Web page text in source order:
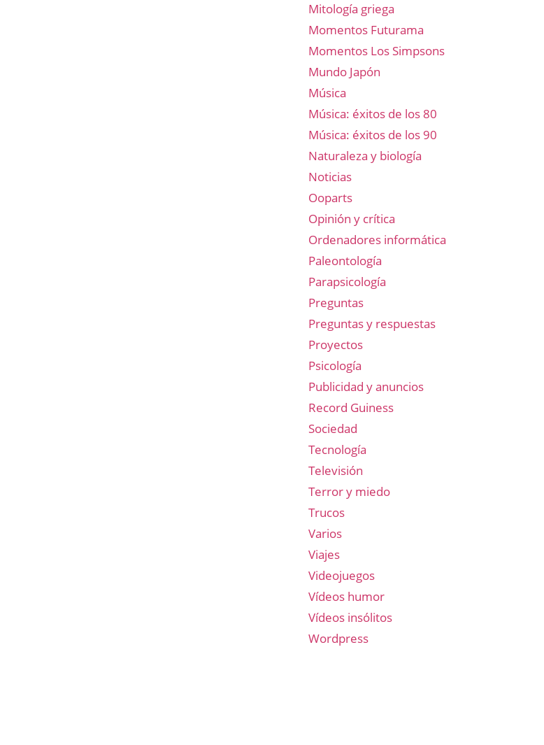
Mitología griega
Momentos Futurama
Momentos Los Simpsons
Mundo Japón
Música
Música: éxitos de los 80
Música: éxitos de los 90
Naturaleza y biología
Noticias
Ooparts
Opinión y crítica
Ordenadores informática
Paleontología
Parapsicología
Preguntas
Preguntas y respuestas
Proyectos
Psicología
Publicidad y anuncios
Record Guiness
Sociedad
Tecnología
Televisión
Terror y miedo
Trucos
Varios
Viajes
Videojuegos
Vídeos humor
Vídeos insólitos
Wordpress